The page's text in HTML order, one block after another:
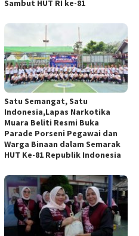
Sambut HUT RI ke-81
Satu Semangat, Satu
Indonesia,Lapas Narkotika
Muara Beliti Resmi Buka
Parade Porseni Pegawai dan
Warga Binaan dalam Semarak
HUT Ke-81 Republik Indonesia